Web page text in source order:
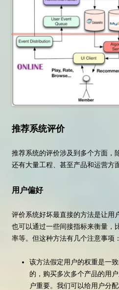
推荐系统评价
推荐系统的评价涉及到多个方面，
还有大量工程、甚至产品和运营方
用户偏好
评价系统好坏最直接的方法是让用
也可以通过一些间接指标来衡量，
率等。但这种方法有几个注意事项：
该方法假定用户的权重是一
的，购买多次多个产品的用
户重要。我们可以给用户分